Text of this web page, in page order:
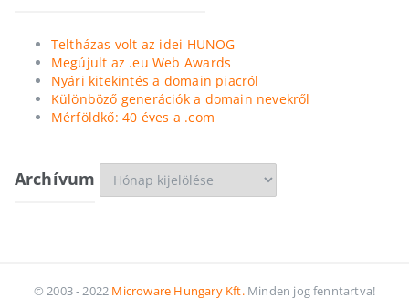
Teltházas volt az idei HUNOG
Megújult az .eu Web Awards
Nyári kitekintés a domain piacról
Különböző generációk a domain nevekről
Mérföldkő: 40 éves a .com
Archívum
© 2003 - 2022 Microware Hungary Kft.Minden jog fenntartva!